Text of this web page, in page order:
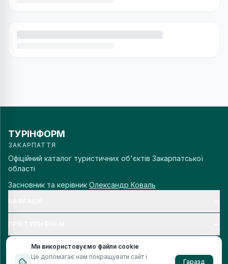
ТУРІНФОРМ
ЗАКАРПАТТЯ
Офіційний каталог туристичних об'єктів Закарпатської
області
Засновник та керівник Олександр Коваль
Ми використовуємо файли cookie
Це допомагає нам покращувати сайт і
Гаразд